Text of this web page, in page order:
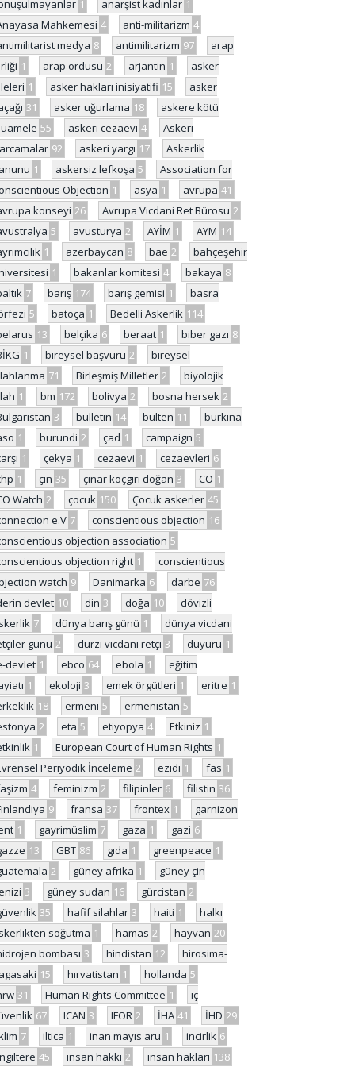
1 anarşist kadınlar 1
Mahkemesi 4 anti-militarizm 4
medya 8 antimilitarizm 97
arap
1 arap ordusu 2 arjantin 1
asker
1 asker hakları inisiyatifi 15
asker
31 asker uğurlama 18
askere kötü
55 askeri cezaevi 4
Askeri
92 askeri yargı 17
Askerlik
1 askersiz lefkoşa 5
Association for
Objection 1 asya 1 avrupa 41
konseyi 26 Avrupa Vicdani Ret Bürosu 2
5 avusturya 2 AYİM 1 AYM 14
1 azerbaycan 8 bae 2
bahçeşehir
1 bakanlar komitesi 4 bakaya 8
7 barış 174 barış gemisi 1
basra
5 batoça 1 Bedelli Askerlik 114
13 belçika 6 beraat 1 biber gazı 8
1 bireysel başvuru 2
bireysel
71 Birleşmiş Milletler 2
biyolojik
1 bm 172 bolivya 2 bosna hersek 2
3 bulletin 14 bülten 11
burkina
1 burundi 2 çad 1 campaign 5
1 çekya 1 cezaevi 1 cezaevleri 6
1 çin 35 çınar koçgiri doğan 3 CO 1
Watch 2 çocuk 150 Çocuk askerler 45
e.V 7 conscientious objection 16
objection association 5
objection right 1
conscientious
watch 9 Danimarka 6 darbe 76
devlet 10 din 3 doğa 10
dövizli
7 dünya barış günü 1
dünya vicdani
günü 2 dürzi vicdani retçi 3 duyuru 1
devlet 1 ebco 64 ebola 1
eğitim
1 ekoloji 3 emek örgütleri 1 eritre 1
18 ermeni 5 ermenistan 5
2 eta 5 etiyopya 4 Etkiniz 1
1 European Court of Human Rights 1
Periyodik İnceleme 2 ezidi 1 fas 1
4 feminizm 2 filipinler 6 filistin 36
9 fransa 37 frontex 1
garnizon
1 gayrimüslim 7 gaza 1 gazi 6
13 GBT 86 gıda 1 greenpeace 1
2 güney afrika 1
güney çin
3 güney sudan 16 gürcistan 2
35 hafif silahlar 3 haiti 1
halkı
soğutma 1 hamas 2 hayvan 20
bombası 3 hindistan 12
hirosima-
15 hırvatistan 1 hollanda 5
31 Human Rights Committee 1
iç
67 ICAN 3 IFOR 2 İHA 41 İHD 29
7 iltica 1 inan mayıs aru 1 incirlik 6
45 insan hakkı 2 insan hakları 138